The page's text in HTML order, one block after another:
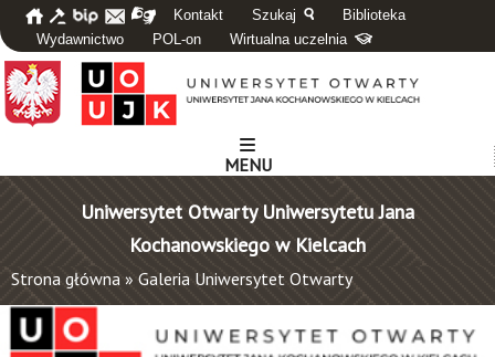
Kontakt Szukaj
Biblioteka
Wydawnictwo
POL-on Wirtualna uczelnia
MENU
Uniwersytet Otwarty Uniwersytetu Jana
Kochanowskiego w Kielcach
Strona główna » Galeria Uniwersytet Otwarty